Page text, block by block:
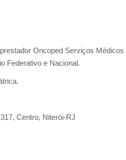
Oncoped Serviços Médicos
Federativo e Nacional.
Centro, Niterói-RJ